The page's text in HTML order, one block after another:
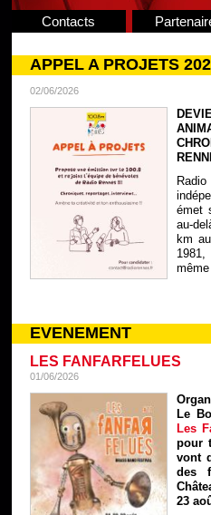
Contacts
APPEL A PROJETS
02/06/2026
émet
au-
km
EVENEMENT
LES FANFARFELUES
01/06/2026
Le
Les
pour
vont
des
23